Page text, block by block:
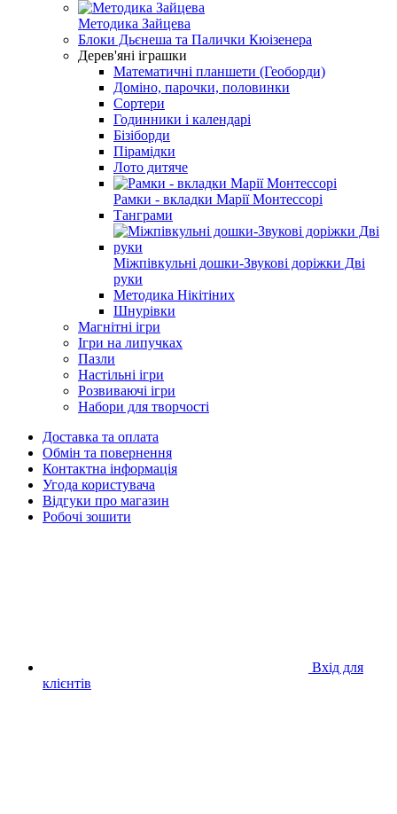
Методика Зайцева
Блоки Дьєнеша та Палички Кюізенера
Дерев'яні іграшки
Математичні планшети (Геоборди)
Доміно, парочки, половинки
Сортери
Годинники і календарі
Бізіборди
Пірамідки
Лото дитяче
Рамки - вкладки Марії Монтессорі
Танграми
Міжпівкульні дошки-Звукові доріжки Дві
руки
Методика Нікітіних
Шнурівки
Магнітні ігри
Ігри на липучках
Пазли
Настільні ігри
Розвиваючі ігри
Набори для творчості
Доставка та оплата
Обмін та повернення
Контактна інформація
Угода користувача
Відгуки про магазин
Робочі зошити
Вхід для
клієнтів